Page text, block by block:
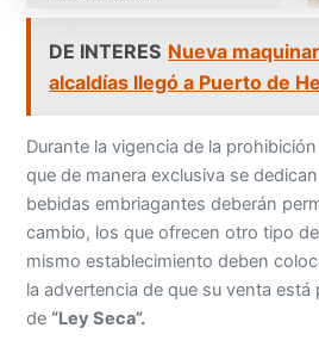
DE INTERES Nueva
alcaldías llegó a Puerto de
Durante la vigencia de la
que de manera exclusiva se
bebidas embriagantes deberán
cambio, los que ofrecen otro tipo
mismo establecimiento deben
la advertencia de que su venta
de “Ley Seca”.